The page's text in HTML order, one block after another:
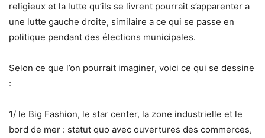
religieux et la lutte qu’ils se livrent pourrait s’apparenter a
une lutte gauche droite, similaire a ce qui se passe en
politique pendant des élections municipales.
Selon ce que l’on pourrait imaginer, voici ce qui se dessine
:
1/ le Big Fashion, le star center, la zone industrielle et le
bord de mer : statut quo avec ouvertures des commerces,